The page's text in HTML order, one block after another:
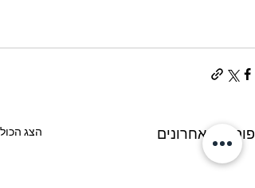
פוסטים אחרונים הצג הכול